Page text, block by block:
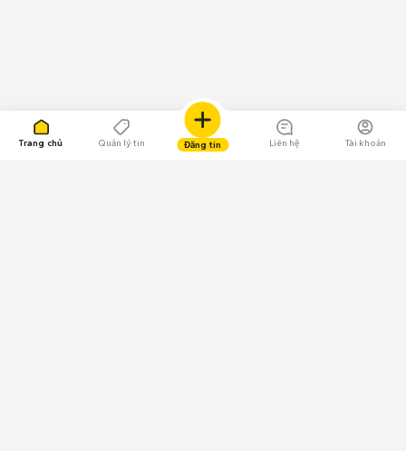
Trang chủ Quản lý tin Đăng tin Liên hệ Tài khoản